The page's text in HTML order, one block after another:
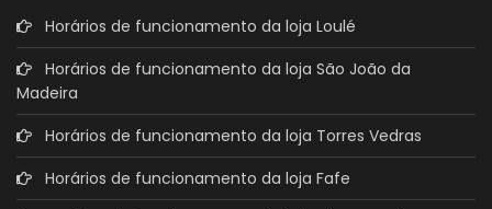
Horários de funcionamento da loja Loulé
Horários de funcionamento da loja São João da
Madeira
Horários de funcionamento da loja Torres Vedras
Horários de funcionamento da loja Fafe